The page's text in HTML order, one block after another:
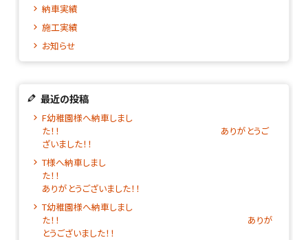
納車実績
施工実績
お知らせ
最近の投稿
F幼稚園様へ納車しまし
た！！ ありがとうご
ざいました！！
T様へ納車しまし
た！
ありがとうございました！！
T幼稚園様へ納車しまし
た！！ ありが
とうございました！！